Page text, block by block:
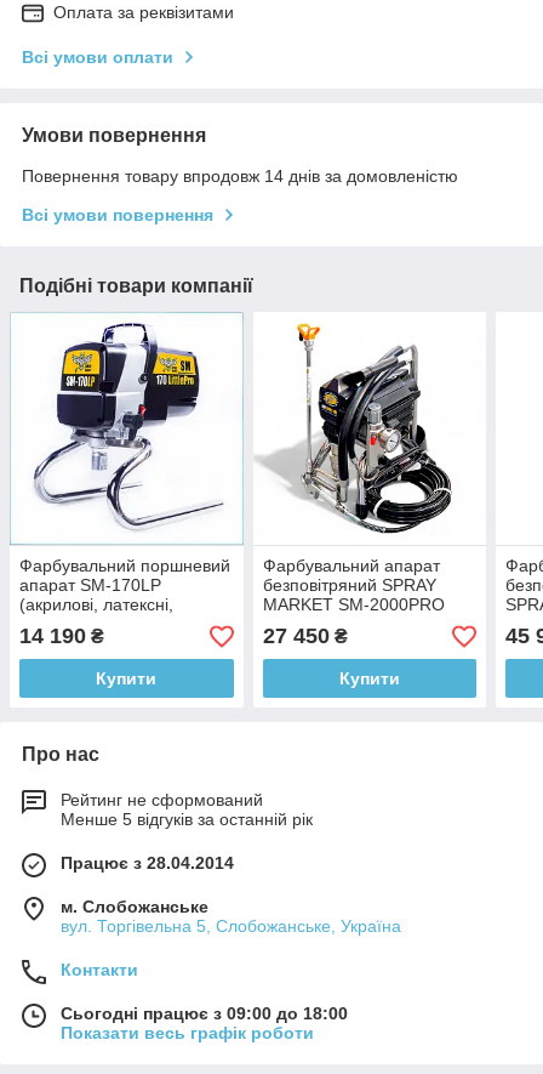
Оплата за реквізитами
Всі умови оплати
Умови повернення
Повернення товару впродовж 14 днів за домовленістю
Всі умови повернення
Подібні товари компанії
Фарбувальний поршневий
апарат SM-170LP
(акрилові, латексні,
силіконові, ПФ, ГФ)
14 190 ₴
Купити
Фарбувальний апарат
безповітряний SPRAY
MARKET SM-2000PRO
(10019)
27 450₴
Купити
45
Про нас
Рейтинг не сформований
Менше 5 відгуків за останній рік
Працює з 28.04.2014
м. Слобожанське
вул. Торгівельна 5, Слобожанське, Україна
Контакти
Сьогодні працює з 09:00 до 18:00
Показати весь графік роботи